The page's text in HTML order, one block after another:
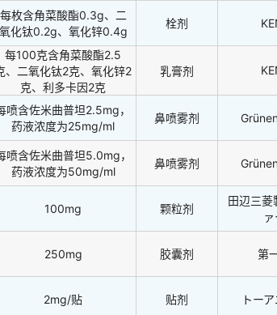
每枚含角菜酸酯0.3g、二
氧化钛0.2g、氧化锌0.4g
栓剂
每100克含角菜酸酯2.5
、二氧化钛2克、氧化锌2
克、利多卡因2克
乳膏剂
喷含佐米曲普坦2.5mg，
药液浓度为25mg/ml
鼻喷雾剂
喷含佐米曲普坦5.0mg，
药液浓度为50mg/ml
鼻喷雾剂
100mg 颗粒剂
田辺三菱
250mg 胶囊剂 第
2mg/贴 贴剂 トー